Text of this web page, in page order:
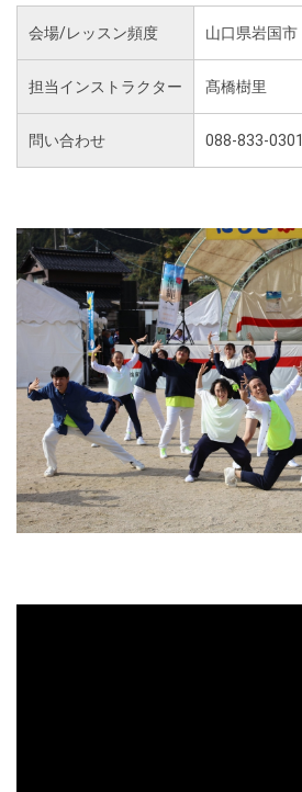
会場/レッスン頻度 山口県岩国市
担当インストラクター 髙橋樹里
問い合わせ 088-833-0301